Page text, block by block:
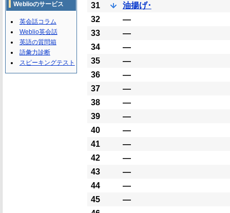
31
油揚げ･
32
―
33
―
34
―
35
―
36
―
37
―
38
―
39
―
40
―
41
―
42
―
43
―
44
―
45
―
Weblioのサービス
英会話コラム
Weblio英会話
英語の質問箱
語彙力診断
スピーキングテスト